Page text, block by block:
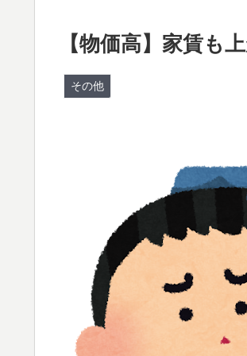
【物価高】家賃も
その他